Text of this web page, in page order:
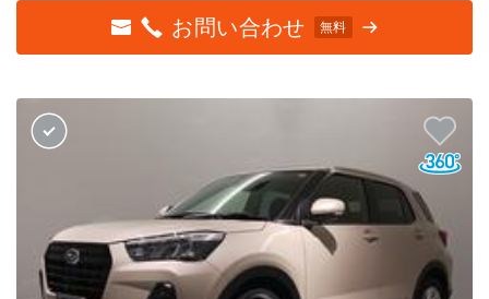
お問い合わせ 無料